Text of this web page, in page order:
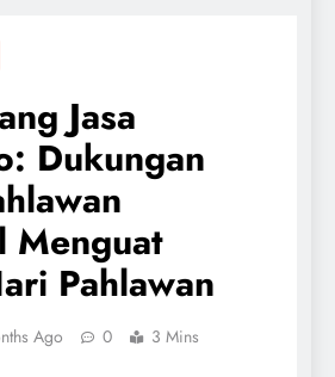
Jasa
Dukungan
Menguat
Pahlawan
Ago 0 3 Mins